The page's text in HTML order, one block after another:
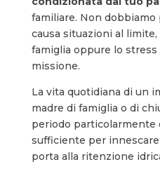
familiare. Non
causa situazioni al
famiglia oppure lo
missione.
La vita quotidiana di un
madre di famiglia o di
periodo particolarmente
sufficiente per
porta alla ritenzione